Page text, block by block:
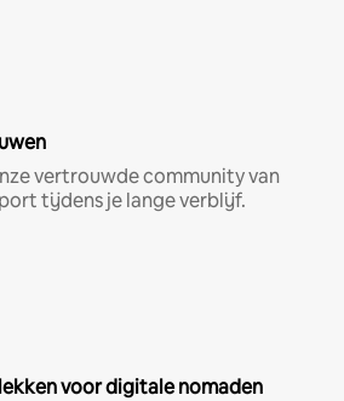
vertrouwde community van
tijdens je lange verblijf.
voor digitale nomaden